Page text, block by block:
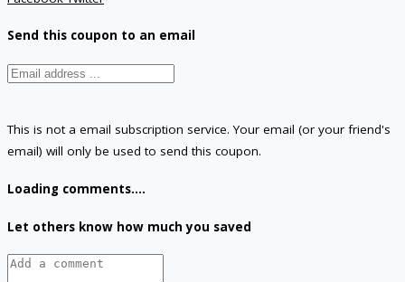
Send this coupon to an email
This is not a email subscription service. Your email (or your friend's
email) will only be used to send this coupon.
Loading comments....
Let others know how much you saved